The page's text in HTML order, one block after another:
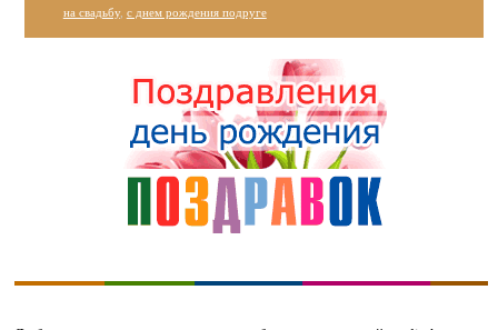
на свадьбу, с днем рождения подруге